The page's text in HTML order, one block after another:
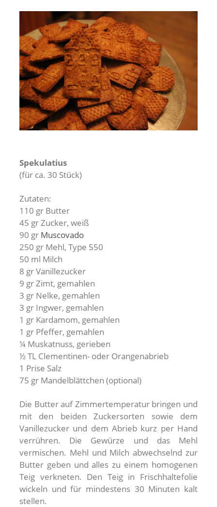
Spekulatius
(für ca. 30 Stück)
Zutaten:
110 gr Butter
45 gr Zucker, weiß
90 gr Muscovado
250 gr Mehl, Type 550
50 ml Milch
8 gr Vanillezucker
9 gr Zimt, gemahlen
3 gr Nelke, gemahlen
3 gr Ingwer, gemahlen
1 gr Kardamom, gemahlen
1 gr Pfeffer, gemahlen
¼ Muskatnuss, gerieben
½ TL Clementinen- oder Orangenabrieb
1 Prise Salz
75 gr Mandelblättchen (optional)
Die Butter auf Zimmertemperatur bringen und
mit den beiden Zuckersorten sowie dem
Vanillezucker und dem Abrieb kurz per Hand
verrühren. Die Gewürze und das Mehl
vermischen. Mehl und Milch abwechselnd zur
Butter geben und alles zu einem homogenen
Teig verkneten. Den Teig in Frischhaltefolie
wickeln und für mindestens 30 Minuten kalt
stellen.